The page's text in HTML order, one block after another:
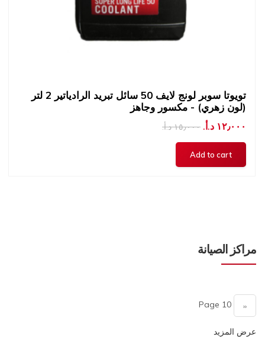
تويوتا سوبر لونج لايف 50 سائل تبريد الرادياتير 2 لتر
(لون زهري) - مكسور وجاهز
١٥٫٠٠٠ د.أ.‏ ١٢٫٠٠٠ د.أ.‏
مراكز الصيانة
Pagination
Previous
page
Page 10
عرض المزيد